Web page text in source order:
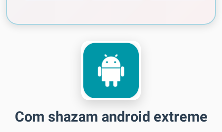
Com shazam android extreme